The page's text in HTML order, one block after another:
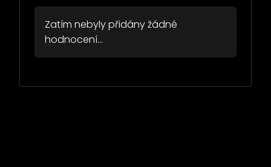
Zatím nebyly přidány žádné
hodnocení...